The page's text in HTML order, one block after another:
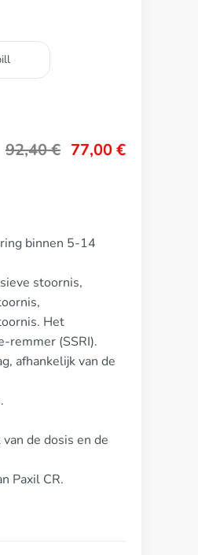
92,40€ 77,00€
binnen 5-14
stoornis,
Het
remmer (SSRI).
afhankelijk van de
de dosis en de
Paxil CR.